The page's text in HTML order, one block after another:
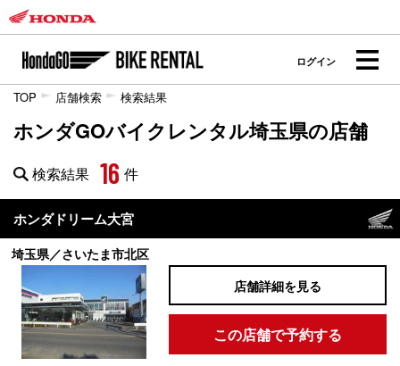
ログイン
TOP 店舗検索 検索結果
ホンダGOバイクレンタル埼玉県の店舗
検索結果 16 件
埼玉県／さいたま市北区
ホンダドリーム大宮
店舗詳細を見る
この店舗で予約する